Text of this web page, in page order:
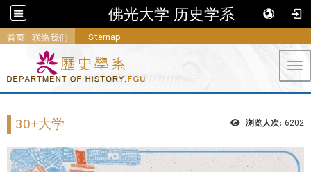
佛光大学 历史学系
首页 联络我们 Sitemap
浏览人次: 6202
30+大学